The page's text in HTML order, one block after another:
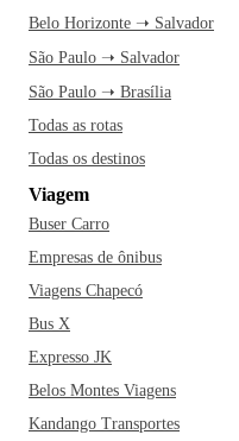
Belo Horizonte ➝ Salvador
São Paulo ➝ Salvador
São Paulo ➝ Brasília
Todas as rotas
Todas os destinos
Viagem
Buser Carro
Empresas de ônibus
Viagens Chapecó
Bus X
Expresso JK
Belos Montes Viagens
Kandango Transportes